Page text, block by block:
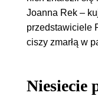
Joanna Rek –
przedstawiciele
ciszy zmarłą w
Niesiecie